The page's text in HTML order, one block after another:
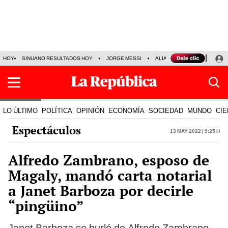
HOY SINUANO RESULTADOS HOY JORGE MESSI ALIANZA LIMA VS SPORT
LO ÚLTIMO POLÍTICA OPINIÓN ECONOMÍA SOCIEDAD MUNDO
Espectáculos 13 May 2022 | 9:25 h
Alfredo Zambrano, esposo de
Magaly, mandó carta notarial
a Janet Barboza por decirle
“pingüino”